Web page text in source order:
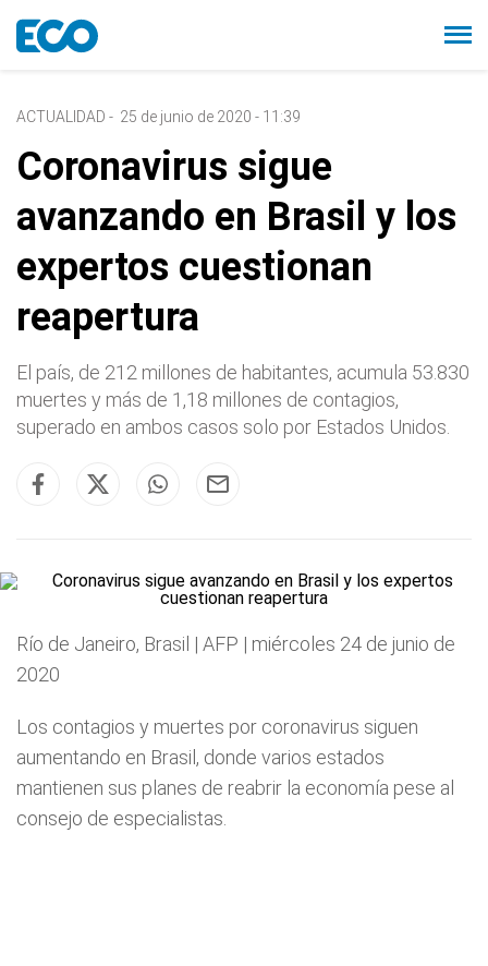
ACTUALIDAD - 25 de junio de 2020 - 11:39
Coronavirus sigue
avanzando en Brasil y los
expertos cuestionan
reapertura
El país, de 212 millones de habitantes, acumula 53.830
muertes y más de 1,18 millones de contagios,
superado en ambos casos solo por Estados Unidos.
Río de Janeiro, Brasil | AFP | miércoles 24 de junio de
2020
Los contagios y muertes por coronavirus siguen
aumentando en Brasil, donde varios estados
mantienen sus planes de reabrir la economía pese al
consejo de especialistas.